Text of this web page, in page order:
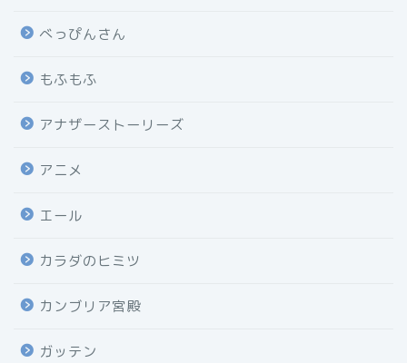
べっぴんさん
もふもふ
アナザーストーリーズ
アニメ
エール
カラダのヒミツ
カンブリア宮殿
ガッテン